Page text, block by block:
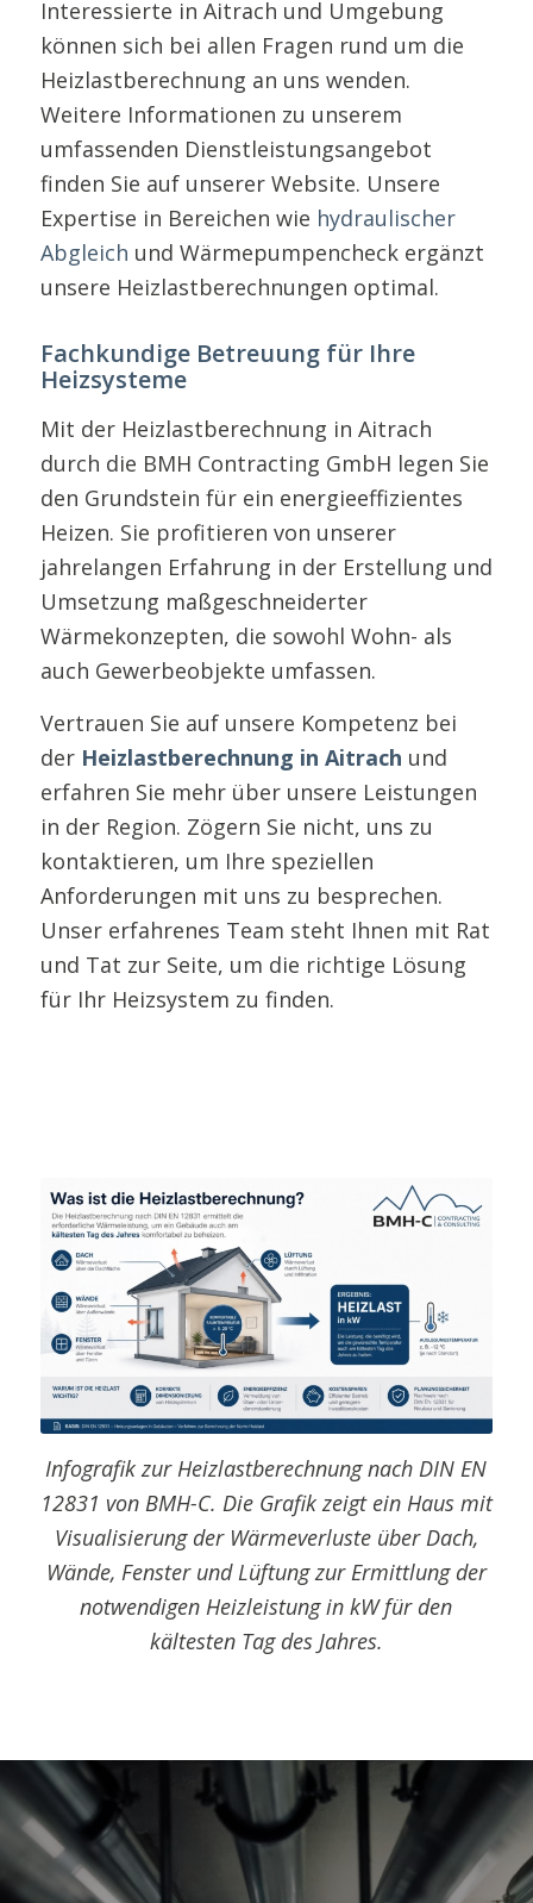
Interessierte in Aitrach und Umgebung
können sich bei allen Fragen rund um die
Heizlastberechnung an uns wenden.
Weitere Informationen zu unserem
umfassenden Dienstleistungsangebot
finden Sie auf unserer Website. Unsere
Expertise in Bereichen wie hydraulischer
Abgleich und Wärmepumpencheck ergänzt
unsere Heizlastberechnungen optimal.
Fachkundige Betreuung für Ihre
Heizsysteme
Mit der Heizlastberechnung in Aitrach
durch die BMH Contracting GmbH legen Sie
den Grundstein für ein energieeffizientes
Heizen. Sie profitieren von unserer
jahrelangen Erfahrung in der Erstellung und
Umsetzung maßgeschneiderter
Wärmekonzepten, die sowohl Wohn- als
auch Gewerbeobjekte umfassen.
Vertrauen Sie auf unsere Kompetenz bei
der Heizlastberechnung in Aitrach und
erfahren Sie mehr über unsere Leistungen
in der Region. Zögern Sie nicht, uns zu
kontaktieren, um Ihre speziellen
Anforderungen mit uns zu besprechen.
Unser erfahrenes Team steht Ihnen mit Rat
und Tat zur Seite, um die richtige Lösung
für Ihr Heizsystem zu finden.
Infografik zur Heizlastberechnung nach DIN EN
12831 von BMH-C. Die Grafik zeigt ein Haus mit
Visualisierung der Wärmeverluste über Dach,
Wände, Fenster und Lüftung zur Ermittlung der
notwendigen Heizleistung in kW für den
kältesten Tag des Jahres.